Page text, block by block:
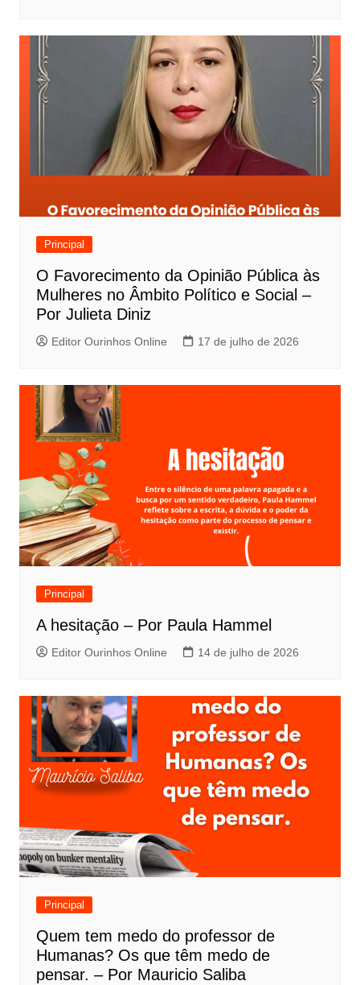
Principal
O Favorecimento da Opinião Pública às
Mulheres no Âmbito Político e Social –
Por Julieta Diniz
Editor Ourinhos Online 17 de julho de 2026
Principal
A hesitação – Por Paula Hammel
Editor Ourinhos Online 14 de julho de 2026
Principal
Quem tem medo do professor de
Humanas? Os que têm medo de
pensar. – Por Mauricio Saliba